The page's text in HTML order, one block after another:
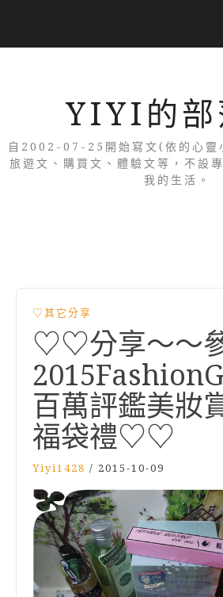
YIYI的部
自2002-07-25開始寫文(依的心靈
旅遊文、購買文、體驗文等，不設
我的生活。
♡其它分享
♡♡分享～～
百萬評鑑美妝
福袋禮♡♡
Yiyi1428 / 2015-10-09